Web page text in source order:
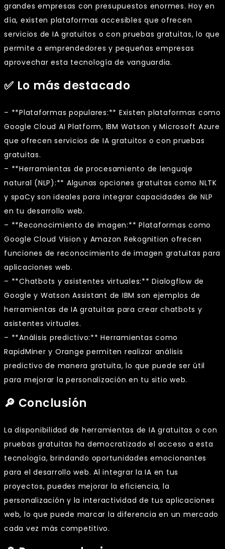
grandes empresas con presupuestos enormes. Hoy en
día, existen plataformas accesibles que ofrecen
servicios de IA gratuitos o con pruebas gratuitas, lo que
permite a emprendedores y pequeñas empresas
aprovechar esta tecnología de vanguardia.
✅ Lo más destacado
– **Plataformas populares:** Existen plataformas como
Google Cloud AI Platform, IBM Watson y Microsoft Azure
que ofrecen servicios de IA gratuitos o con pruebas
gratuitas.
– **Herramientas de procesamiento de lenguaje
natural (NLP):** Algunas opciones gratuitas como NLTK
y spaCy son ideales para integrar capacidades de NLP
en tu desarrollo web.
– **Reconocimiento de imagen:** Plataformas como
Google Cloud Vision y Amazon Rekognition ofrecen
funciones de reconocimiento de imagen gratuitas para
aplicaciones web.
– **Chatbots y asistentes virtuales:** Dialogflow de
Google y Watson Assistant de IBM son ejemplos de
herramientas de IA gratuitas para crear chatbots y
asistentes virtuales.
– **Análisis predictivo:** Herramientas como
RapidMiner y Orange permiten realizar análisis
predictivo de manera gratuita, lo que puede ser útil
para mejorar la personalización en tu sitio web.
🔎 Conclusión
La disponibilidad de herramientas de IA gratuitas o con
pruebas gratuitas ha democratizado el acceso a esta
tecnología, brindando oportunidades emocionantes
para el desarrollo web. Al integrar la IA en tus
proyectos, puedes mejorar la eficiencia, la
personalización y la interactividad de tus aplicaciones
web, lo que puede marcar la diferencia en un mercado
cada vez más competitivo.